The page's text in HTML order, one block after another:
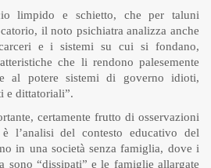
limpido e schietto, che per taluni
il noto psichiatra analizza anche
e i sistemi su cui si fondano,
che li rendono palesemente
al potere sistemi di governo idioti,
e dittatoriali”.
certamente frutto di osservazioni
l’analisi del contesto educativo del
in una società senza famiglia, dove i
sono “dissipati” e le famiglie allargate